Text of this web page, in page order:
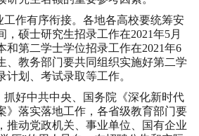
工作有序衔接。各地各高校要统筹安
，硕士研究生招录工作在2021年5月
和第二学士学位招录工作在2021年6
、教务部门要共同组织实施好第二学
划、考试录取等工作。
抓好中共中央、国务院《深化新时代
》落实落地工作，各省级教育部门要
推动党政机关、事业单位、国有企业